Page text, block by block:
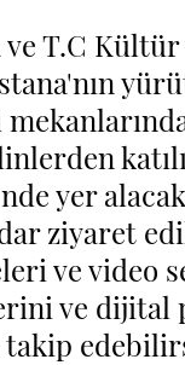
T.C Kültür
yer
ziyaret
ve video
ve dijital